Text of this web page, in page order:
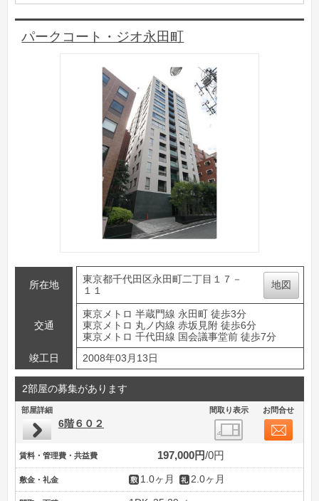
パークコート・ジオ永田町
所在地
東京都千代田区永田町二丁目１７－
１１
地図
交通
東京メトロ 半蔵門線 永田町 徒歩3分
東京メトロ 丸ノ内線 赤坂見附 徒歩6分
東京メトロ 千代田線 国会議事堂前 徒歩7分
竣工日
2008年03月13日
2部屋の募集があります
部屋詳細 間取り表示 お問合せ
6階６０２
賃料・管理費・共益費 197,000円 0円
敷金・礼金 1.0ヶ月 2.0ヶ月